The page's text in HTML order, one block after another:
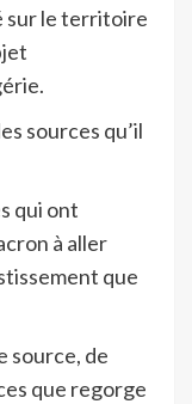
sur le territoire
sources qu’il
qui ont
à aller
que
source, de
que regorge